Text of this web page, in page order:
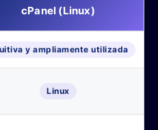
cPanel (Linux)
y ampliamente utilizada
Linux